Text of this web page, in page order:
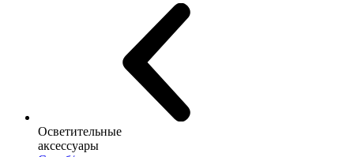
Осветительные
аксессуары